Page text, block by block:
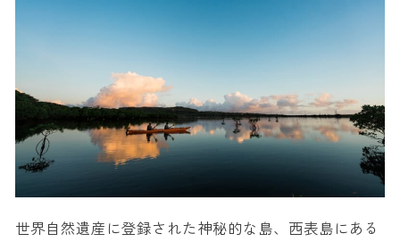
世界自然遺産に登録された神秘的な島、西表島にある